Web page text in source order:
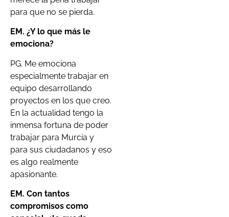
para que no se pierda.
EM. ¿Y lo que más le
emociona?
PG. Me emociona
especialmente trabajar en
equipo desarrollando
proyectos en los que creo.
En la actualidad tengo la
inmensa fortuna de poder
trabajar para Murcia y
para sus ciudadanos y eso
es algo realmente
apasionante.
EM. Con tantos
compromisos como